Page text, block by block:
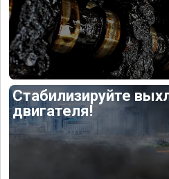
Стабилизируйте
двигателя!